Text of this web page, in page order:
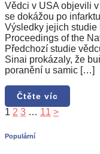
Vědci v USA objevili
se dokážou po
Výsledky jejich
Proceedings of the
Předchozí studie
Sinai prokázaly, že
poranění u samic […]
Čtěte víc
1 2 3 … 11 >
Populární